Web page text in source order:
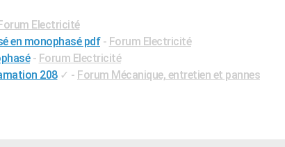
Electricité
en monophasé pdf - Forum Electricité
- Forum Electricité
208 ✓ - Forum Mécanique, entretien et pannes